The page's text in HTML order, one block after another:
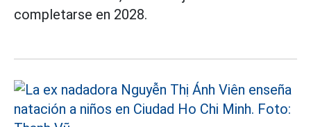
completarse en 2028.